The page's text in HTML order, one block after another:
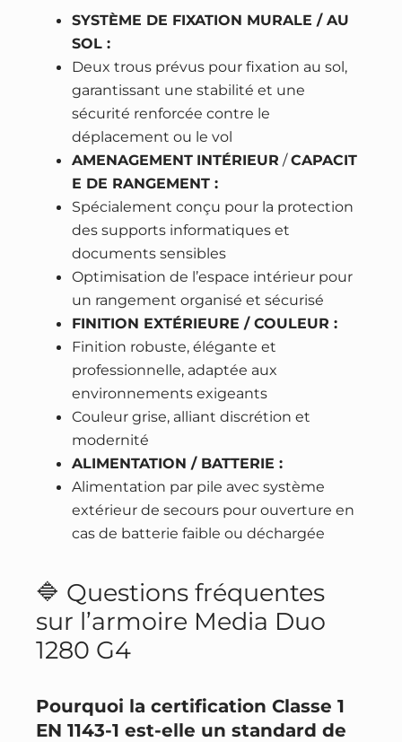
SYSTÈME DE FIXATION MURALE / AU
SOL :
Deux trous prévus pour fixation au sol,
garantissant une stabilité et une
sécurité renforcée contre le
déplacement ou le vol
AMENAGEMENT INTÉRIEUR /CAPACIT
E DE RANGEMENT :
Spécialement conçu pour la protection
des supports informatiques et
documents sensibles
Optimisation de l’espace intérieur pour
un rangement organisé et sécurisé
FINITION EXTÉRIEURE / COULEUR :
Finition robuste, élégante et
professionnelle, adaptée aux
environnements exigeants
Couleur grise, alliant discrétion et
modernité
ALIMENTATION / BATTERIE :
Alimentation par pile avec système
extérieur de secours pour ouverture en
cas de batterie faible ou déchargée
🔷 Questions fréquentes
sur l’armoire Media Duo
1280 G4
Pourquoi la certification Classe 1
EN 1143-1 est-elle un standard de